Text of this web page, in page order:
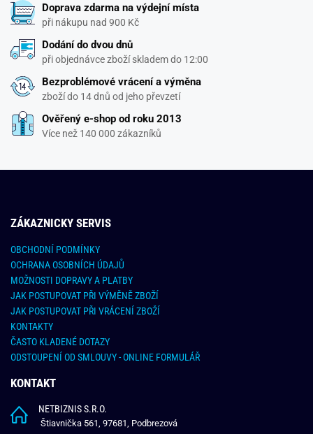
Doprava zdarma na výdejní místa
při nákupu nad 900 Kč
Dodání do dvou dnů
při objednávce zboží skladem do 12:00
Bezproblémové vrácení a výměna
zboží do 14 dnů od jeho převzetí
Ověřený e-shop od roku 2013
Více než 140 000 zákazníků
ZÁKAZNICKY SERVIS
OBCHODNÍ PODMÍNKY
OCHRANA OSOBNÍCH ÚDAJŮ
MOŽNOSTI DOPRAVY A PLATBY
JAK POSTUPOVAT PŘI VÝMĚNĚ ZBOŽÍ
JAK POSTUPOVAT PŘI VRÁCENÍ ZBOŽÍ
KONTAKTY
ČASTO KLADENÉ DOTAZY
ODSTOUPENÍ OD SMLOUVY - ONLINE FORMULÁŘ
KONTAKT
NETBIZNIS S.R.O.
Štiavnička 561, 97681, Podbrezová